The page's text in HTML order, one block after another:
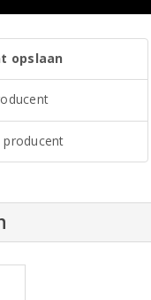
opslaan
producent